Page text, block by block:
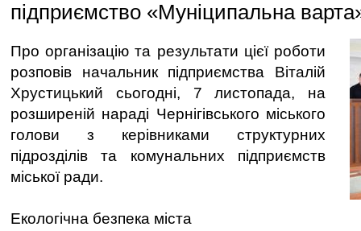
підприємство «Муніципальна
Про організацію та результати цієї роботи
розповів начальник підприємства Віталій
Хрустицький сьогодні, 7 листопада, на
розширеній нараді Чернігівського міського
голови з керівниками структурних
підрозділів та комунальних підприємств
міської ради.
Екологічна безпека міста